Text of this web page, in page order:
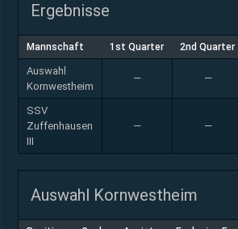
Ergebnisse
Mannschaft 1st Quarter 2nd Quarter
Auswahl
Kornwestheim
— —
SSV
Zuffenhausen
III
— —
Auswahl Kornwestheim